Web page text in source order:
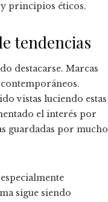
principios éticos.
tendencias
destacarse. Marcas
vistas luciendo estas
el interés por
guardadas por mucho
sigue siendo